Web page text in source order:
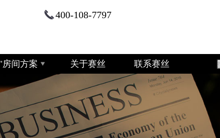
400-108-7797
房间方案 关于赛丝 联系赛丝